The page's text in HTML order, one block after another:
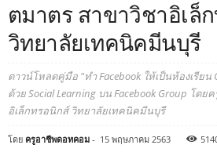
ตมาตร สาขาวิชาอิเล็
วิทยาลัยเทคนิคมีนบุรี
ดาวน์โหลดคู่มือ "ทำ Facebook ให้เป็นห้องเรียน
ด้วย Social Learning บน Facebook Group โด
อิเล็กทรอนิกส์ วิทยาลัยเทคนิคมีนบุรี
โดย ครูอาชีพดอทคอม - 15 พฤษภาคม 2563